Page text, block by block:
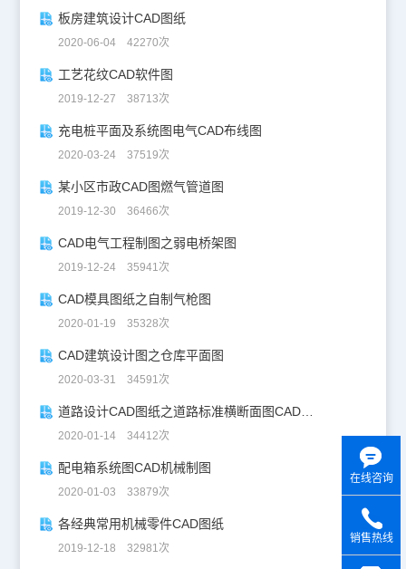
板房建筑设计CAD图纸
2020-06-04 42270次
工艺花纹CAD软件图
2019-12-27 38713次
充电桩平面及系统图电气CAD布线图
2020-03-24 37519次
某小区市政CAD图燃气管道图
2019-12-30 36466次
CAD电气工程制图之弱电桥架图
2019-12-24 35941次
CAD模具图纸之自制气枪图
2020-01-19 35328次
CAD建筑设计图之仓库平面图
2020-03-31 34591次
道路设计CAD图纸之道路标准横断面图CAD图纸
2020-01-14 34412次
配电箱系统图CAD机械制图
2020-01-03 33879次
各经典常用机械零件CAD图纸
2019-12-18 32981次
在线咨询
销售热线